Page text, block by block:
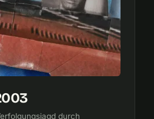
durch